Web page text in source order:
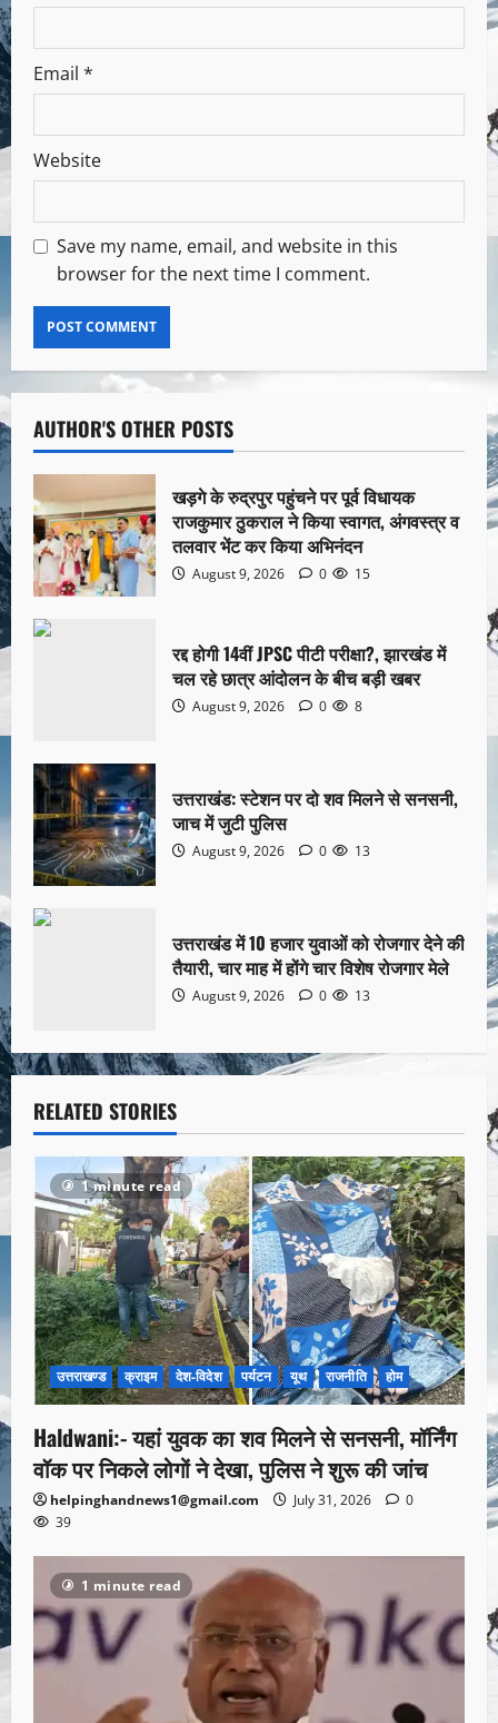
Email *
Website
Save my name, email, and website in this
browser for the next time I comment.
AUTHOR'S OTHER POSTS
खड़गे के रुद्रपुर पहुंचने पर पूर्व विधायक
राजकुमार ठुकराल ने किया स्वागत, अंगवस्त्र व
तलवार भेंट कर किया अभिनंदन
August 9, 2026 0 15
रद्द होगी 14वीं JPSC पीटी परीक्षा?, झारखंड में
चल रहे छात्र आंदोलन के बीच बड़ी खबर
August 9, 2026 0 8
उत्तराखंड: स्टेशन पर दो शव मिलने से सनसनी,
जाच में जुटी पुलिस
August 9, 2026 0 13
उत्तराखंड में 10 हजार युवाओं को रोजगार देने की
तैयारी, चार माह में होंगे चार विशेष रोजगार मेले
August 9, 2026 0 13
RELATED STORIES
1 minute read
उत्तराखण्ड क्राइम देश-विदेश पर्यटन यूथ राजनीति होम
Haldwani:- यहां युवक का शव मिलने से सनसनी, मॉर्निंग
वॉक पर निकले लोगों ने देखा, पुलिस ने शुरू की जांच
helpinghandnews1@gmail.com July 31, 2026
0
39
1 minute read